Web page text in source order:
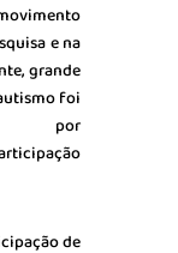
e na
grande
foi
de